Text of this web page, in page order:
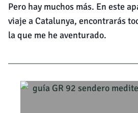
Pero hay muchos más. En este
viaje a Catalunya, encontrarás
la que me he aventurado.